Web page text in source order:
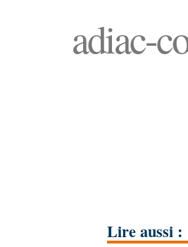
adiac-
Lire aussi :